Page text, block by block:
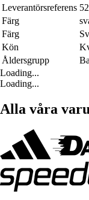
Leverantörsreferens
Färg
Färg
Kön
Åldersgrupp
Loading...
Loading...
Alla våra